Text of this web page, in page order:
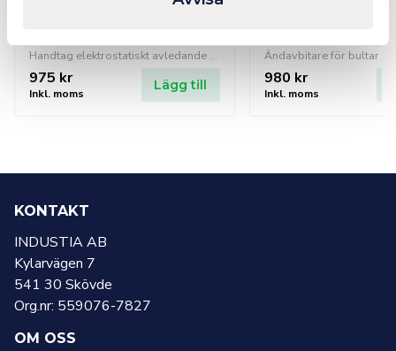
KNIPEX Ändavbitare
Handtag elektrostatiskt avledande - dissipativa. Genomgående precisionsled. Dubbelfjäder med låg friktion för mjuk och jämn öppning.
975 kr
Inkl. moms
Lägg till 980 kr
Inkl. moms
KONTAKT
INDUSTIA AB
Kylarvägen 7
541 30 Skövde
Org.nr: 559076-7827
OM OSS